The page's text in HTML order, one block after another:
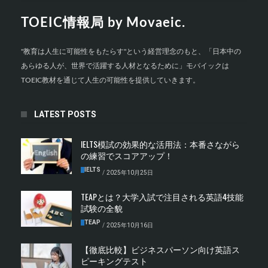
TOEIC情報局 by Movaeic.
"教育は人生に可能性をもたらす"という経営理念のもと、「日本中の
あらゆる人が、世界で活躍する人材となるために」モバイックは
TOEIC教材を通じて人生の可能性を提供していきます。
LATEST POSTS
IELTS模試の効果的な活用法：本番さながら
の練習でスコアアップ！
IELTS / 2025年10月25日
TEAPとは？大学入試で注目される英語4技能
試験の全貌
TEAP / 2025年10月16日
【徹底比較】ビジネスパーソン向け英語ス
ピーキングテスト